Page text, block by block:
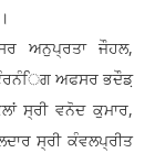
ਅਨੁਪ੍ਰਤਾ ਜੌਹਲ,
ਅਫਸਰ ਭਦੌਡ਼
ਸ੍ਰੀ ਵਨੋਦ ਕੁਮਾਰ,
ਸ੍ਰੀ ਕੰਵਲਪ੍ਰੀਤ